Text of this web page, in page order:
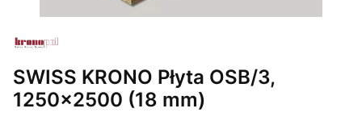
SWISS KRONO Płyta OSB/3,
1250x2500 (18 mm)